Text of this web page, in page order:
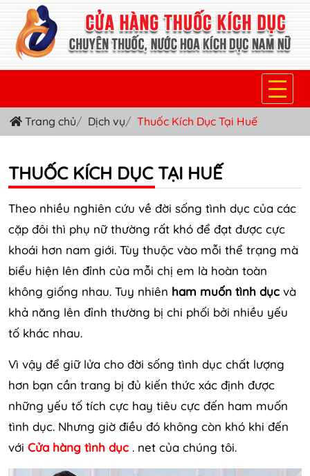
TRANG CHỦ
THUỐC NƯỚC KÍCH DỤC NAM
THUỐC VIÊN KÍCH DỤC NAM
SẢN PHẨM KHÁC
TIN TỨC & BLOG
Trang chủ Dịch vụ Thuốc Kích Dục Tại Huế
THUỐC KÍCH DỤC TẠI HUẾ
Theo nhiều nghiên cứu về đời sống tình dục của các
cặp đôi thì phụ nữ thường rất khó để đạt được cực
khoái hơn nam giới. Tùy thuộc vào mỗi thể trạng mà
biểu hiện lên đỉnh của mỗi chị em là hoàn toàn
không giống nhau. Tuy nhiên ham muốn tình dục và
khả năng lên đỉnh thường bị chi phối bởi nhiều yếu
tố khác nhau.
Vì vậy để giữ lửa cho đời sống tình dục chất lượng
hơn bạn cần trang bị đủ kiến thức xác định được
những yếu tố tích cực hay tiêu cực đến ham muốn
tình dục. Nhưng giờ điều đó không còn khó khi đến
với Cửa hàng tình dục . net của chúng tôi.